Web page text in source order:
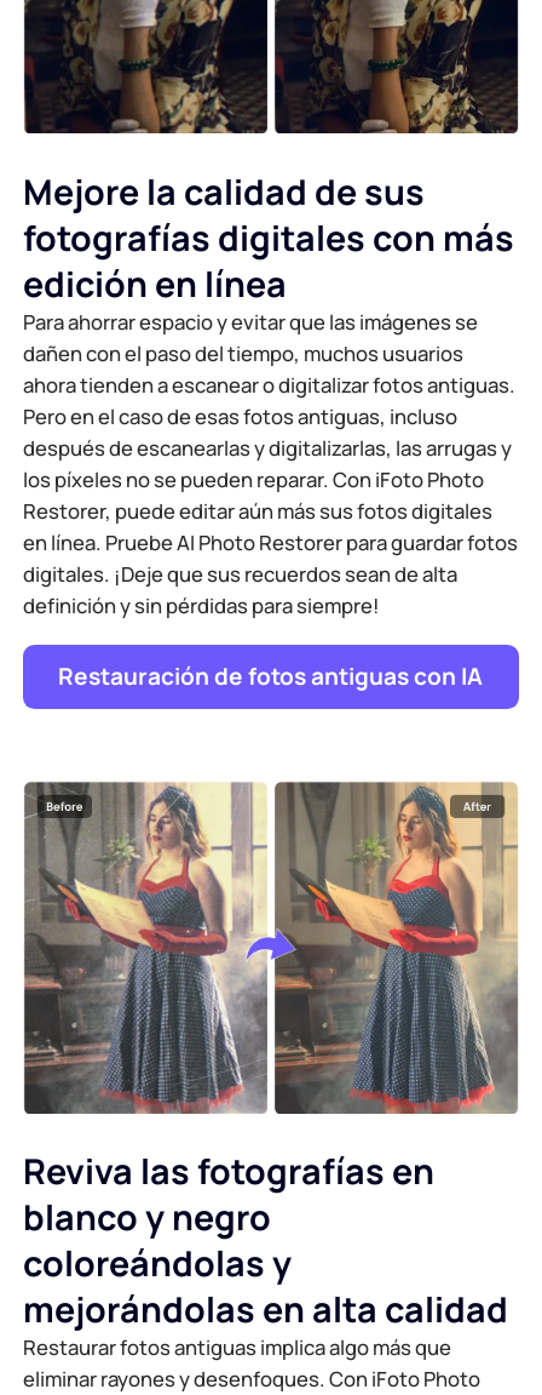
Mejore la calidad de sus
fotografías digitales con más
edición en línea
Para ahorrar espacio y evitar que las imágenes se
dañen con el paso del tiempo, muchos usuarios
ahora tienden a escanear o digitalizar fotos antiguas.
Pero en el caso de esas fotos antiguas, incluso
después de escanearlas y digitalizarlas, las arrugas y
los píxeles no se pueden reparar. Con iFoto Photo
Restorer, puede editar aún más sus fotos digitales
en línea. Pruebe AI Photo Restorer para guardar fotos
digitales. ¡Deje que sus recuerdos sean de alta
definición y sin pérdidas para siempre!
Restauración de fotos antiguas con IA
Reviva las fotografías en
blanco y negro
coloreándolas y
mejorándolas en alta calidad
Restaurar fotos antiguas implica algo más que
eliminar rayones y desenfoques. Con iFoto Photo